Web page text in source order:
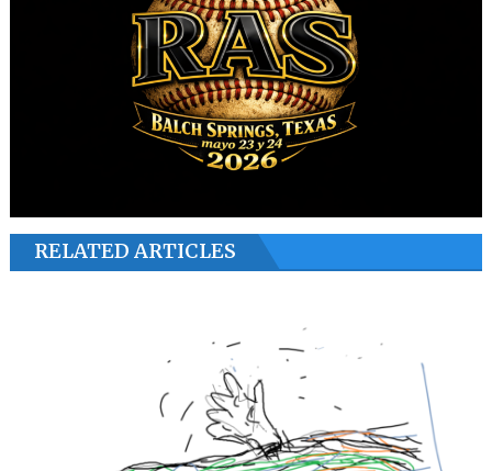
RELATED ARTICLES